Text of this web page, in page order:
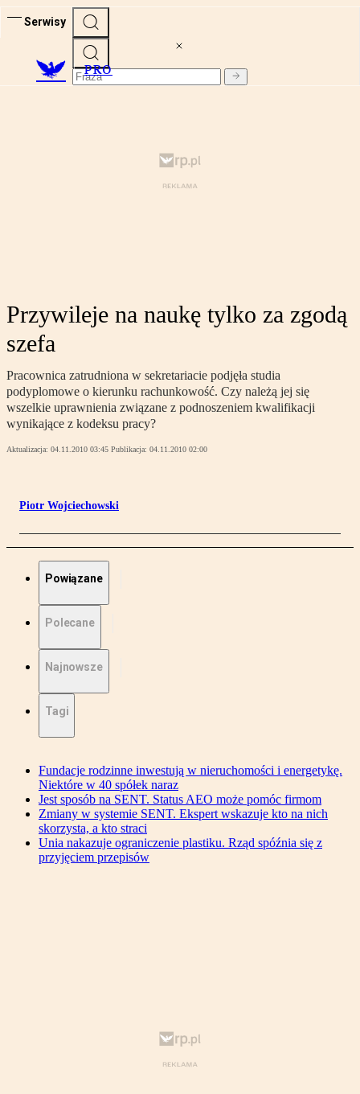
Serwisy
PRO
Przywileje na naukę tylko za zgodą
szefa
Pracownica zatrudniona w sekretariacie podjęła studia
podyplomowe o kierunku rachunkowość. Czy należą jej się
wszelkie uprawnienia związane z podnoszeniem kwalifikacji
wynikające z kodeksu pracy?
Aktualizacja: 04.11.2010 03:45 Publikacja: 04.11.2010 02:00
Piotr Wojciechowski
Powiązane
Polecane
Najnowsze
Tagi
Fundacje rodzinne inwestują w nieruchomości i energetykę.
Niektóre w 40 spółek naraz
Jest sposób na SENT. Status AEO może pomóc firmom
Zmiany w systemie SENT. Ekspert wskazuje kto na nich
skorzysta, a kto straci
Unia nakazuje ograniczenie plastiku. Rząd spóźnia się z
przyjęciem przepisów